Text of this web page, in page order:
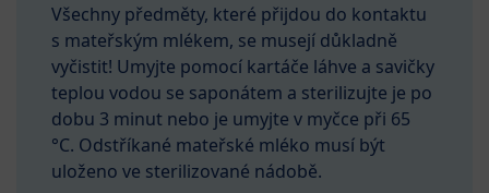
Všechny předměty, které přijdou do kontaktu
s mateřským mlékem, se musejí důkladně
vyčistit! Umyjte pomocí kartáče láhve a savičky
teplou vodou se saponátem a sterilizujte je po
dobu 3 minut nebo je umyjte v myčce při 65
°C. Odstříkané mateřské mléko musí být
uloženo ve sterilizované nádobě.